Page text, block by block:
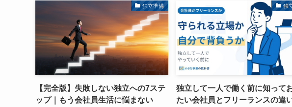
独立準備
【完全版】失敗しない独立への7ステ
ップ｜もう会社員生活に悩まない
独
独立して一人で働く前に知って
たい会社員とフリーランスの違